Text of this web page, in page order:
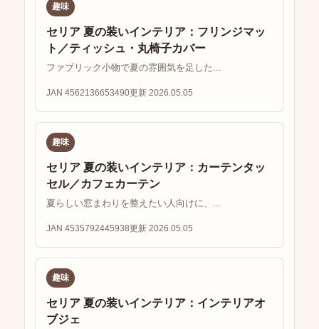
趣味
セリア 夏の装いインテリア：フリンジマッ
ト／ティッシュ・丸椅子カバー
ファブリック小物で夏の雰囲気を足した...
JAN 4562136653490更新 2026.05.05
趣味
セリア 夏の装いインテリア：カーテンタッ
セル／カフェカーテン
夏らしい窓まわりを整えたい人向けに、...
JAN 4535792445938更新 2026.05.05
趣味
セリア 夏の装いインテリア：インテリアオ
ブジェ